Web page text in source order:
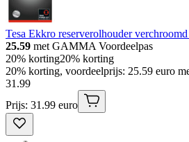
Tesa Ekkro reserverolhouder verchroomd
25.59 met GAMMA Voordeelpas
20% korting20% korting
20% korting, voordeelprijs: 25.59 euro
31 .99
Prijs: 31.99 euro